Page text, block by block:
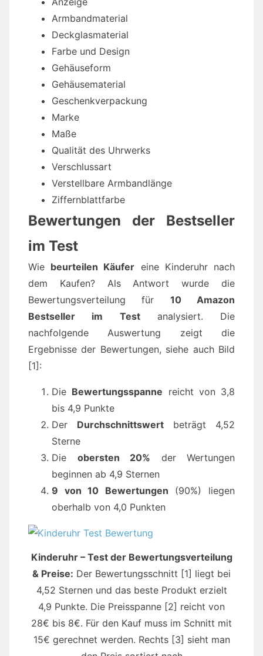
Armbandmaterial
Deckglasmaterial
Farbe und Design
Gehäuseform
Gehäusematerial
Geschenkverpackung
Marke
Maße
Qualität des Uhrwerks
Verschlussart
Verstellbare Armbandlänge
Ziffernblattfarbe
Bewertungen der Bestseller
im Test
Wie beurteilen Käufer eine Kinderuhr nach
dem Kaufen? Als Antwort wurde die
Bewertungsverteilung für 10 Amazon
Bestseller im Testanalysiert. Die
nachfolgende Auswertung zeigt die
Ergebnisse der Bewertungen, siehe auch Bild
[1]:
Die Bewertungsspanne reicht von 3,8
bis 4,9 Punkte
Der Durchschnittswert beträgt 4,52
Sterne
Die obersten 20% der Wertungen
beginnen ab 4,9 Sternen
9 von 10 Bewertungen (90%) liegen
oberhalb von 4,0 Punkten
Kinderuhr – Test der Bewertungsverteilung
& Preise: Der Bewertungsschnitt [1] liegt bei
4,52 Sternen und das beste Produkt erzielt
4,9 Punkte. Die Preisspanne [2] reicht von
28€ bis 8€. Für den Kauf muss im Schnitt mit
15€ gerechnet werden. Rechts [3] sieht man